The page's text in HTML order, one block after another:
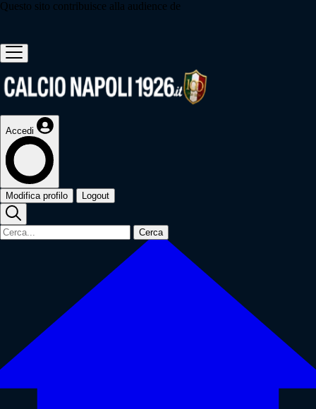
Questo sito contribuisce alla audience de
Accedi
Modifica profilo Logout
Cerca